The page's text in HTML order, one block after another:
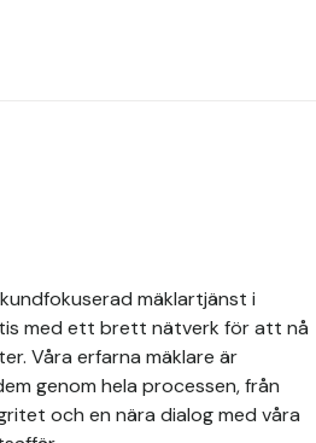
mäklartjänst i
med ett brett nätverk för att nå
Våra erfarna mäklare är
genom hela processen, från
och en nära dialog med våra